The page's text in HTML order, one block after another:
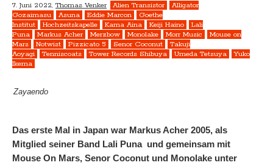
7. Juni 2022, Thomas Venker Alien Transistor
Alligator
Gozaimasu
Asuna Eddie Marcon
Goethe
Institut
Hochzeitskapelle Kama Aina Keiji Haino
Lali
Puna
Markus Acher Merzbow Monolake Morr Music
Mouse on
Mars
Notwist Pizzicato 5 Senor Coconut
Takuji
Aoyagi
Tenniscoats Tower Records Shibuya Umeda Tetsuya
Yuko
Ikema
Zayaendo
Das erste Mal in Japan war Markus Acher 2005, als
Mitglied seiner Band Lali Puna und gemeinsam mit
Mouse On Mars, Senor Coconut und Monolake unter